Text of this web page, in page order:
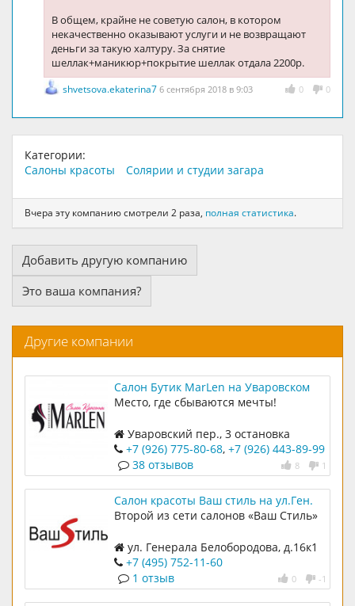
В общем, крайне не советую салон, в котором
некачественно оказывают услуги и не возвращают
деньги за такую халтуру. За снятие
шеллак+маникюр+покрытие шеллак отдала 2200р.
0 0
shvetsova.ekaterina7 6 сентября 2018 в 9:03
Категории:
Салоны красоты
Солярии и студии загара
Вчера эту компанию смотрели 2 раза, полная статистика.
Добавить другую компанию
Это ваша компания?
Другие компании
Салон Бутик MarLen на Уваровском
переулке
Место, где сбываются мечты!
Уваровский пер., 3 остановка
Бассейн, вход со двора
+7 (926) 775-80-68, +7 (926) 443-89-99
8 1
38 отзывов
Салон красоты Ваш стиль на ул.Ген.
Белобородова
Второй из сети салонов «Ваш Стиль»
ул. Генерала Белобородова, д.16к1
+7 (495) 752-11-60
0 -1
1 отзыв